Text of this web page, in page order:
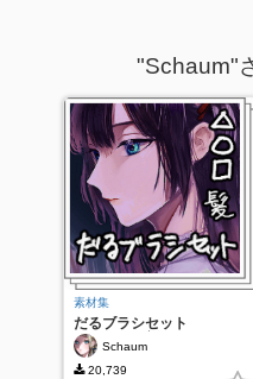
"Schaum"
素材集
だるブラシセット
2023/7/6更新
Schaum
20,739